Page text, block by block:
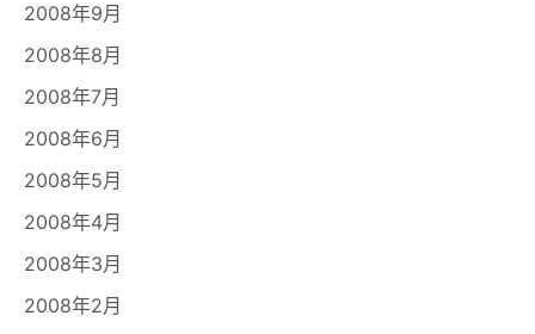
2008年9月
2008年8月
2008年7月
2008年6月
2008年5月
2008年4月
2008年3月
2008年2月